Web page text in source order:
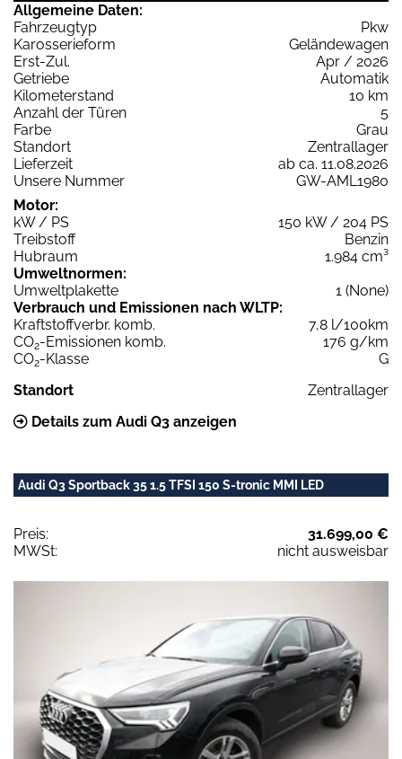
Allgemeine Daten:
Fahrzeugtyp
Pkw
Karosserieform
Geländewagen
Erst-Zul.
Apr / 2026
Getriebe
Automatik
Kilometerstand
10 km
Anzahl der Türen
5
Farbe
Grau
Standort
Zentrallager
Lieferzeit
ab ca. 11.08.2026
Unsere Nummer
GW-AML1980
Motor:
kW / PS
150 kW / 204 PS
Treibstoff
Benzin
Hubraum
1.984 cm³
Umweltnormen:
Umweltplakette
1 (None)
Verbrauch und Emissionen nach WLTP:
Kraftstoffverbr. komb.
7,8 l/100km
CO2-Emissionen komb.
176 g/km
CO2-Klasse
G
Standort
Zentrallager
Details zum Audi Q3 anzeigen
Audi Q3 Sportback 35 1.5 TFSI 150 S-tronic MMI LED
Preis:
31.699,00 €
MWSt:
nicht ausweisbar